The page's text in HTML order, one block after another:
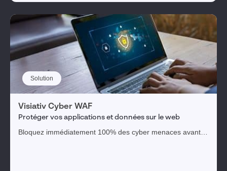
Solution
Visiativ Cyber WAF
Protéger vos applications et données sur le web
Bloquez immédiatement 100% des cyber menaces avant